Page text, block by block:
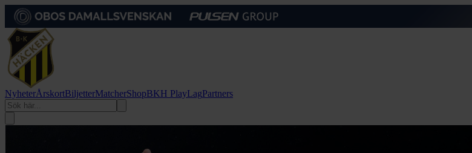
NyheterÅrskortBiljetterMatcherShopBKH PlayLagPartners